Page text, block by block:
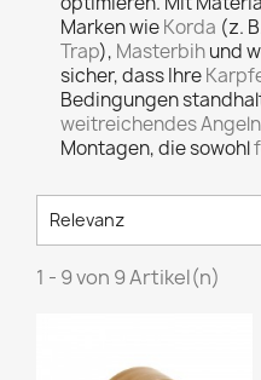
Marken wieKorda (z.
Trap), Masterbihund
sicher, dass Ihre
Bedingungen
weitreichendes Angeln
Montagen, die sowohl
Relevanz
1 - 9 von 9 Artikel(n)